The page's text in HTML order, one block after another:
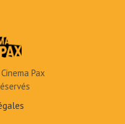
Pax